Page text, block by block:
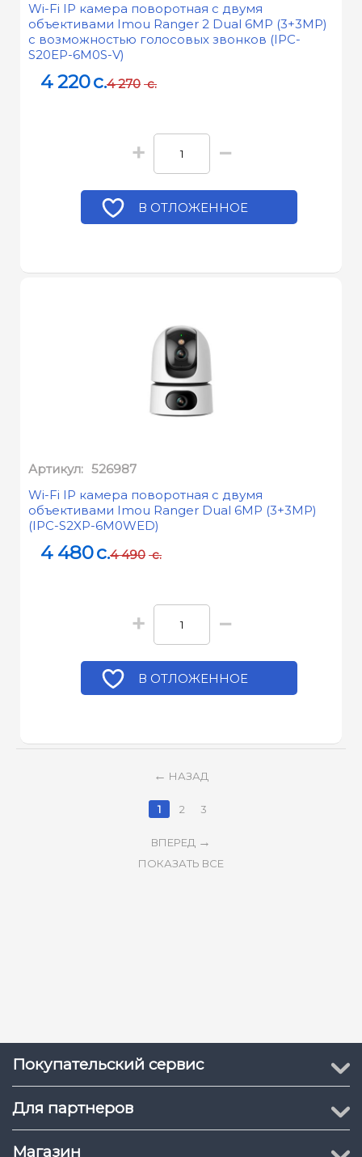
Wi-Fi IP камера поворотная с двумя
объективами Imou Ranger 2 Dual 6МР (3+3MP)
с возможностью голосовых звонков (IPC-
S20EP-6M0S-V)
4 220c.4 270 c.
+ −
В ОТЛОЖЕННОЕ
Артикул: 526987
Wi-Fi IP камера поворотная с двумя
объективами Imou Ranger Dual 6МР (3+3MP)
(IPC-S2XP-6M0WED)
4 480c.4 490 c.
+ −
В ОТЛОЖЕННОЕ
НАЗАД
1 2 3
ВПЕРЕД
ПОКАЗАТЬ ВСЕ
Покупательский сервис
Для партнеров
Магазин